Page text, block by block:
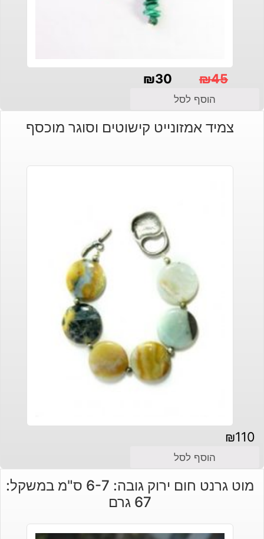
₪45
המקורי
היה:
₪30
הנוכחי
הוא:
הוסף לסל
צמיד אמזונייט קישוטים וסוגר מוכסף
₪110
הוסף לסל
מוט גרנט חום ירוק גובה: 6-7 ס"מ במשקל:
67 גרם